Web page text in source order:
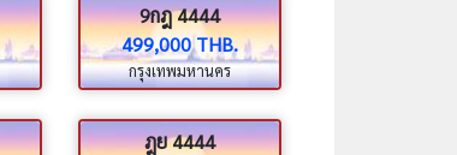
9กฎ 4444
499,000 THB.
กรุงเทพมหานคร
ฎย 4444